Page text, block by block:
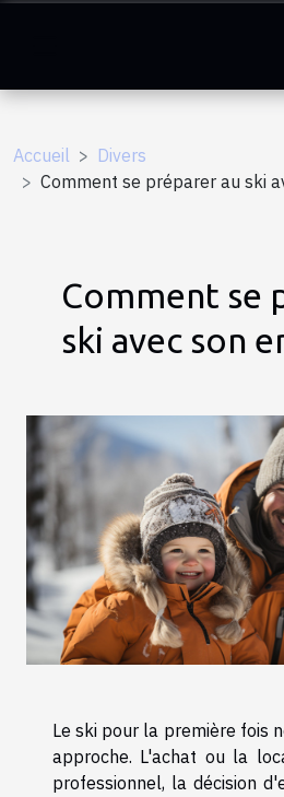
Accueil
Divers
Comment se préparer au ski
Comment se
ski avec son
Le ski pour la première fois
approche. L'achat ou la
professionnel, la décision